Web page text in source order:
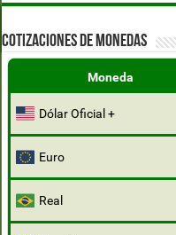
COTIZACIONES DE MONEDAS
Moneda
Dólar Oficial +
Euro
Real